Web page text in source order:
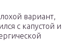
вариант,
с капустой и